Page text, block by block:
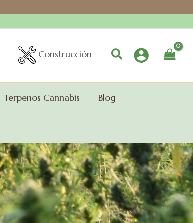
Construcción Buscar
Terpenos Cannabis Blog